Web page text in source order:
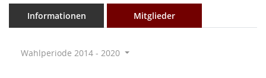
Informationen Mitglieder
Wahlperiode 2014 - 2020